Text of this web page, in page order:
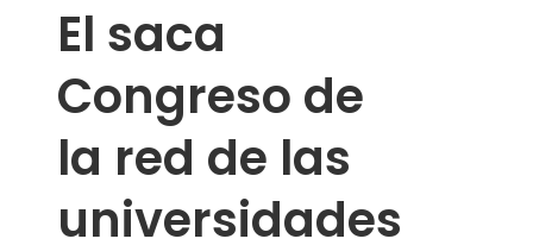
El saca
Congreso de
la red de las
universidades